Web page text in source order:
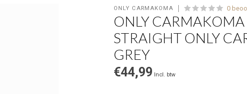
ONLY CARMAKOMA 0
ONLY
STRAIGHT ONLY
GREY
€44,99 Incl. btw